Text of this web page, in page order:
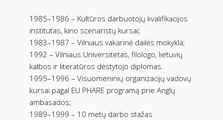
1985–1986 – Kultūros darbuotojų kvalifikacijos
institutas, kino scenaristų kursai;
1983–1987 – Vilniaus vakarinė dailės mokykla;
1992 – Vilniaus Universitetas, filologo, lietuvių
kalbos ir literatūros dėstytojo diplomas.
1995–1996 – Visuomeninių organizacijų vadovų
kursai pagal EU PHARE programą prie Anglų
ambasados;
1989–1999 – 10 metų darbo stažas